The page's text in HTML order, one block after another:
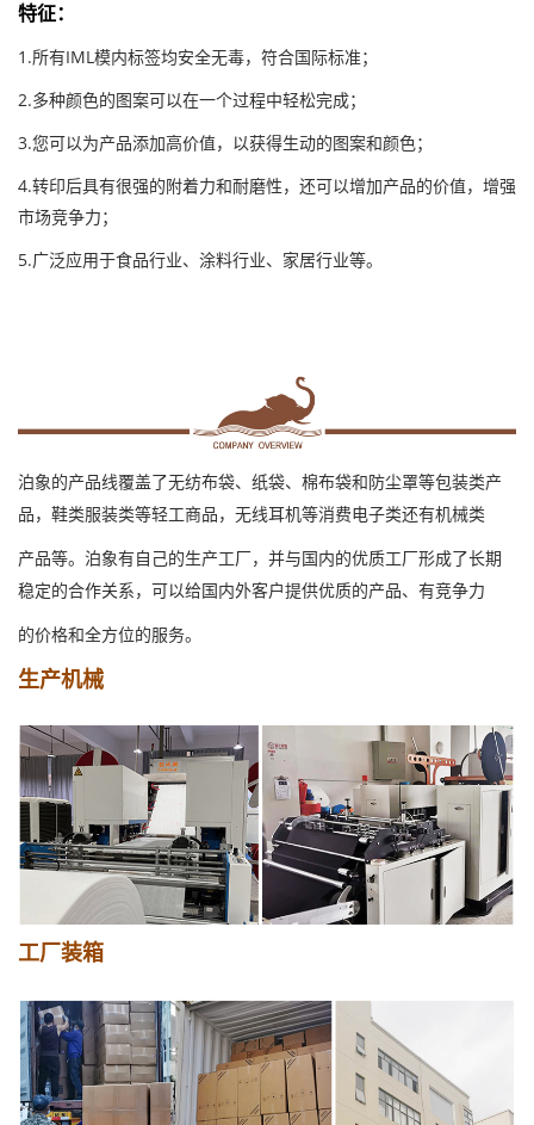
特征：
1.所有IML模内标签均安全无毒，符合国际标准；
2.多种颜色的图案可以在一个过程中轻松完成；
3.您可以为产品添加高价值，以获得生动的图案和颜色；
4.转印后具有很强的附着力和耐磨性，还可以增加产品的价值，增强
市场竞争力；
5.广泛应用于食品行业、涂料行业、家居行业等。
泊象的产品线覆盖了无纺布袋、纸袋、棉布袋和防尘罩等包装类产
品，鞋类服装类等轻工商品，无线耳机等消费电子类还有机械类
产品等。泊象有自己的生产工厂，并与国内的优质工厂形成了长期
稳定的合作关系，可以给国内外客户提供优质的产品、有竞争力
的价格和全方位的服务。
生产机械
工厂装箱